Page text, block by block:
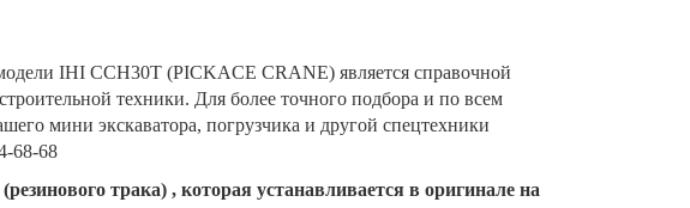
IHI CCH30T (PICKACE CRANE) является справочной
техники. Для более точного подбора и по всем
мини экскаватора, погрузчика и другой спецтехники
68-68
трака) , которая устанавливается в оригинале на